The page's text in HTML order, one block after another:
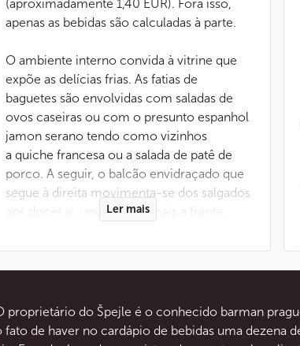
(aproximadamente 1,40 EUR). Fora isso,
apenas as bebidas são calculadas à parte.
O ambiente interno convida à vitrine que
expõe as delícias frias. As fatias de
baguetes são envolvidas com saladas de
ovos caseiras ou com o presunto espanhol
jamon serano tendo como vizinhos
a quiche francesa ou a salada de patê de
porco. A seguir, o balcão envidraçado que
segue à direita movimenta-se dos salgados
aos doces e, uns degraus mais a frente,
quentes no palito: hambúrgueres, linguiças
picantes de fabricação caseira ou mesmo
knedlo zelo” (carne de porco com
bolinhos de pão e chucrute).
Ler mais
proprietário do Špejle é o conhecido barman
fato de haver no cardápio de bebidas uma dezena